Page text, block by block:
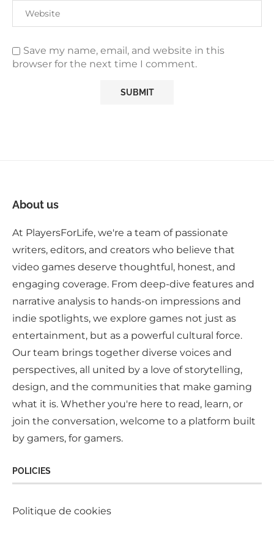
Save my name, email, and website in this
browser for the next time I comment.
About us
At PlayersForLife, we're a team of passionate
writers, editors, and creators who believe that
video games deserve thoughtful, honest, and
engaging coverage. From deep-dive features and
narrative analysis to hands-on impressions and
indie spotlights, we explore games not just as
entertainment, but as a powerful cultural force.
Our team brings together diverse voices and
perspectives, all united by a love of storytelling,
design, and the communities that make gaming
what it is. Whether you're here to read, learn, or
join the conversation, welcome to a platform built
by gamers, for gamers.
POLICIES
Politique de cookies